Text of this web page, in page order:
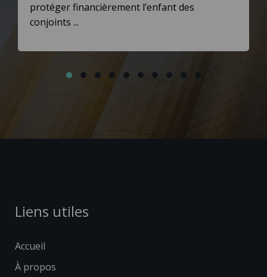
protéger financièrement l’enfant des
conjoints ...
Liens utiles
Accueil
À propos